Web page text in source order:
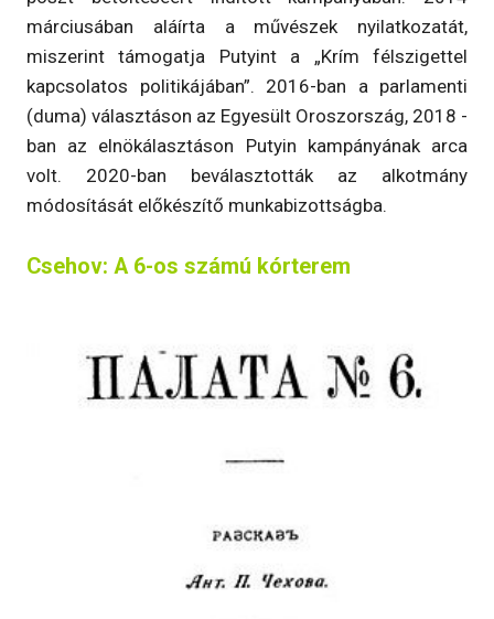
márciusában aláírta a művészek nyilatkozatát,
miszerint támogatja Putyint a „Krím félszigettel
kapcsolatos politikájában”. 2016-ban a parlamenti
(duma) választáson az Egyesült Oroszország, 2018 -
ban az elnökálasztáson Putyin kampányának arca
volt. 2020-ban beválasztották az alkotmány
módosítását előkészítő munkabizottságba.
Csehov: A 6-os számú kórterem